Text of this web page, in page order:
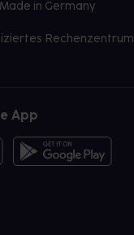
in Germany
Rechenzentrum
App